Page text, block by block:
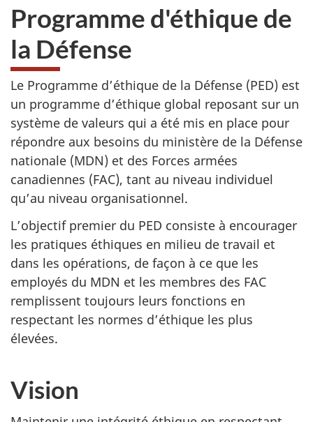
Programme d'éthique de
la Défense
Le Programme d’éthique de la Défense (PED) est
un programme d’éthique global reposant sur un
système de valeurs qui a été mis en place pour
répondre aux besoins du ministère de la Défense
nationale (MDN) et des Forces armées
canadiennes (FAC), tant au niveau individuel
qu’au niveau organisationnel.
L’objectif premier du PED consiste à encourager
les pratiques éthiques en milieu de travail et
dans les opérations, de façon à ce que les
employés du MDN et les membres des FAC
remplissent toujours leurs fonctions en
respectant les normes d’éthique les plus
élevées.
Vision